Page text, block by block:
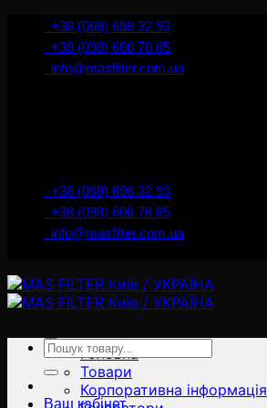
İçeriğe+38 (068) 698 32 93
+38 (098) 608 78 85
info@masfilter.com.ua
+38 (068) 698 32 93
+38 (098) 608 78 85
info@masfilter.com.ua
Головна
Товари
Корпоративна інформація
Ara:
Ваш кабінет